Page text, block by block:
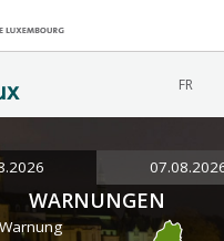
FR
WARNUNGEN